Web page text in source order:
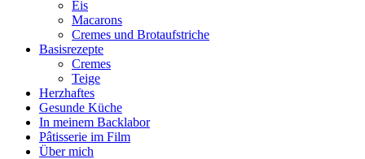
Eis
Macarons
Cremes und Brotaufstriche
Basisrezepte
Cremes
Teige
Herzhaftes
Gesunde Küche
In meinem Backlabor
Pâtisserie im Film
Über mich